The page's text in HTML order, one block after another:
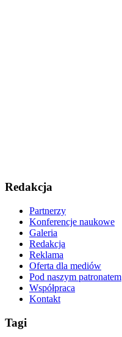
Redakcja
Partnerzy
Konferencje naukowe
Galeria
Redakcja
Reklama
Oferta dla mediów
Pod naszym patronatem
Współpraca
Kontakt
Tagi